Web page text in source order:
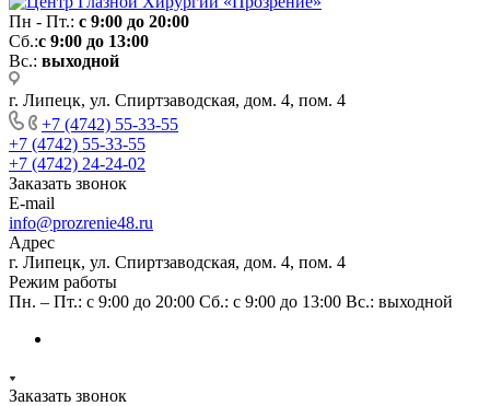
Пн - Пт.: с 9:00 до 20:00
Сб.:с 9:00 до 13:00
Вс.: выходной
г. Липецк, ул. Спиртзаводская, дом. 4, пом. 4
+7 (4742) 55-33-55
+7 (4742) 55-33-55
+7 (4742) 24-24-02
Заказать звонок
E-mail
info@prozrenie48.ru
Адрес
г. Липецк, ул. Спиртзаводская, дом. 4, пом. 4
Режим работы
Пн. – Пт.: с 9:00 до 20:00 Сб.: с 9:00 до 13:00 Вс.: выходной
Заказать звонок